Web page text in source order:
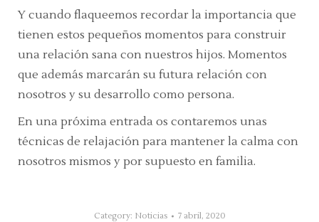
Y cuando flaqueemos recordar la importancia que
tienen estos pequeños momentos para construir
una relación sana con nuestros hijos. Momentos
que además marcarán su futura relación con
nosotros y su desarrollo como persona.
En una próxima entrada os contaremos unas
técnicas de relajación para mantener la calma con
nosotros mismos y por supuesto en familia.
Category: Noticias 7 abril, 2020